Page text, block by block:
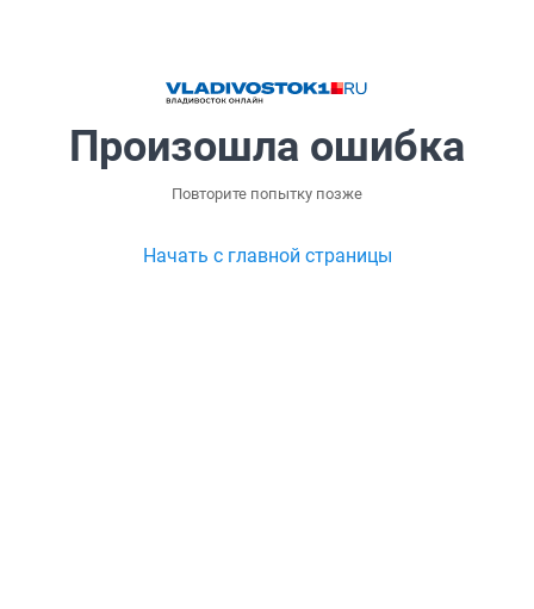
Произошла ошибка
Повторите попытку позже
Начать с главной страницы